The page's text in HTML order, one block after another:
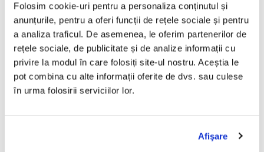
Folosim cookie-uri pentru a personaliza conținutul și
anunțurile, pentru a oferi funcții de rețele sociale și pentru
a analiza traficul. De asemenea, le oferim partenerilor de
rețele sociale, de publicitate și de analize informații cu
privire la modul în care folosiți site-ul nostru. Aceștia le
pot combina cu alte informații oferite de dvs. sau culese
în urma folosirii serviciilor lor.
Afişare
9
Chiar Dacă
4:52
Taxe
3:19
11
Pașaport Pentru Suflet
5:10
12
Chiar Dacă... (în 2008)
An Lansare:2008
Stil:Folk Rock
Stare Disc:Near Mint (NM or M-)
Stare Coperta:Near Mint (NM or M-)
Informatii conformitate produs
Review-uri(0)
PRODUSE ALTERNATIVE